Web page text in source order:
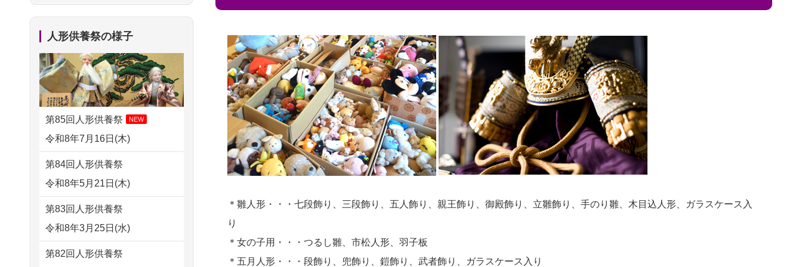
＊雛人形・・・七段飾り、三段飾り、五人飾り、親王飾り、御殿飾り、立雛飾り、手のり雛、木目込人形、ガラスケース入
り
＊女の子用・・・つるし雛、市松人形、羽子板
＊五月人形・・・段飾り、兜飾り、鎧飾り、武者飾り、ガラスケース入り
2026/08/02 09:15
2026/08/02 06:46
相模原の方からお申込み
2026/08/01 19:28
東京都の方からお申込み
2026/08/01 17:10
東京都の方からお申込み
2026/08/01 11:07
さいたの方からお申込み
2026/07/31 17:28
栃木県の方からお申込み
人形をきちんと供養してくだ
2026/07/15 子供の頃から可愛
がってきた七段飾りの雛人形
2026/07/15 お客様の声を読
が...
2024/01/27実家にある七段飾
りの雛人形を処分したいので
すが 母親が高齢...
2024/01/13剥製の供養・処分
をお願いできますか？
が？
供養・処分したいのですが、
お雛様とお内裏様だ...
2024/01/13供養申込みの後、
人形供養祭の様子
第85回人形供養祭 NEW
令和8年7月16日(木)
第84回人形供養祭
令和8年5月21日(木)
第83回人形供養祭
令和8年3月25日(水)
第82回人形供養祭